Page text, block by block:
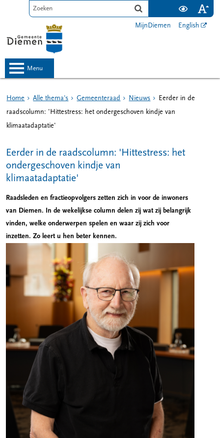
MijnDiemen English
menu
Home Alle thema's Gemeenteraad Nieuws
Eerder in de
raadscolumn: 'Hittestress: het ondergeschoven kindje van
klimaatadaptatie'
Eerder in de raadscolumn: 'Hittestress: het
ondergeschoven kindje van
klimaatadaptatie'
Raadsleden en fractieopvolgers zetten zich in voor de inwoners
van Diemen. In de wekelijkse column delen zij wat zij belangrijk
vinden, welke onderwerpen spelen en waar zij zich voor
inzetten. Zo leert u hen beter kennen.